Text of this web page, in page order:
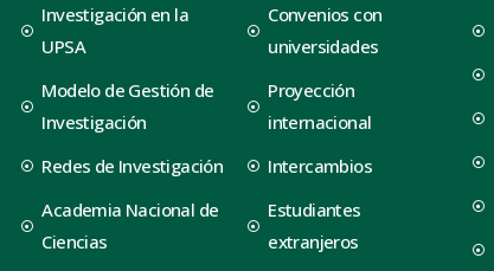
Investigación en la
UPSA
Modelo de Gestión de
Investigación
Redes de Investigación
Academia Nacional de
Ciencias
Convenios con
universidades
Proyección
internacional
Intercambios
Estudiantes
extranjeros